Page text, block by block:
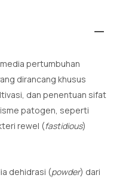
pertumbuhan
dirancang khusus
dan penentuan sifat
patogen, seperti
rewel (fastidious)
dehidrasi (powder) dari